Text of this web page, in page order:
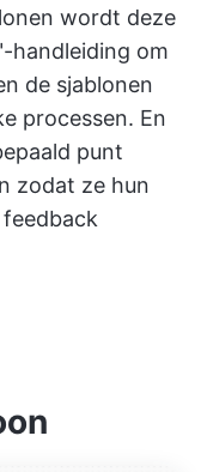
wordt deze
handleiding om
de sjablonen
processen. En
punt
zodat ze hun